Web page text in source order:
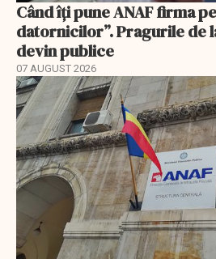
Când îți pune ANAF firma
datornicilor”. Pragurile de
devin publice
07 AUGUST 2026